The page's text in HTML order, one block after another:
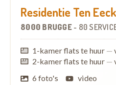
Residentie Ten
8000 BRUGGE - 80
1-kamer flats te huur —
2-kamer flats te huur —
6 foto's video